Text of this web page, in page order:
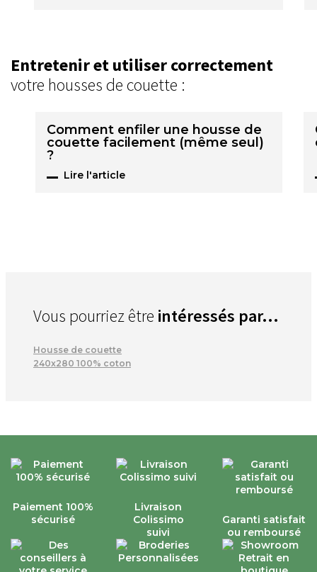
Entretenir et utiliser correctement
votre housses de couette :
Comment enfiler une housse de
couette facilement (même seul)
?
Lire l'article
Vous pourriez être intéressés par...
Housse de couette
240x280 100% coton
Paiement 100%
sécurisé
Livraison
Colissimo
suivi
Garanti satisfait
ou remboursé